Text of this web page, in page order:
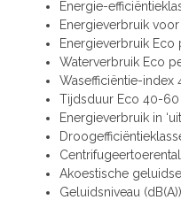
Energie-
Energieverbruik
Energieverbruik Eco
Waterverbruik Eco
Wasefficiëntie-index
Tijdsduur Eco 40-60
Energieverbruik in
Akoestische
Geluidsniveau